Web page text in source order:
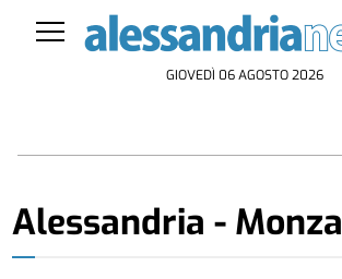
GIOVEDÌ 06 AGOSTO 2026
Alessandria - Monza